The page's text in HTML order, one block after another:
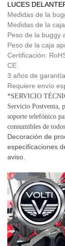
LUCES
Medidas de la
Medidas de la
Peso de la buggy
Peso de la caja
Certificación:
CE
3 años de
Requiere envío
*SERVICIO
Servicio Postventa,
soporte telefónico
consumibles de
Decoración de
especificaciones
aviso.